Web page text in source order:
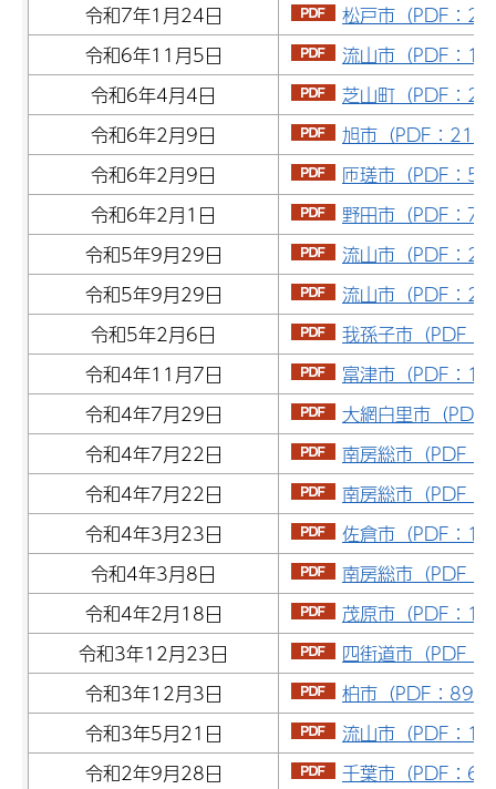
令和7年1月24日
松戸市（PDF：
令和6年11月5日
流山市（PDF：
令和6年4月4日
芝山町（PDF：
令和6年2月9日
旭市（PDF：
令和6年2月9日
匝瑳市（PDF：
令和6年2月1日
野田市（PDF：
令和5年9月29日
流山市（PDF：
令和5年9月29日
流山市（PDF：
令和5年2月6日
我孫子市（PDF
令和4年11月7日
富津市（PDF：
令和4年7月29日
大網白里市（PDF
令和4年7月22日
南房総市（PDF
令和4年7月22日
南房総市（PDF
令和4年3月23日
佐倉市（PDF：
令和4年3月8日
南房総市（PDF：
令和4年2月18日
茂原市（PDF：
令和3年12月23日
四街道市（PDF
令和3年12月3日
柏市（PDF：
令和3年5月21日
流山市（PDF：
令和2年9月28日
千葉市（PDF：